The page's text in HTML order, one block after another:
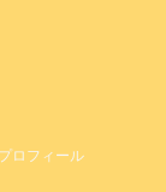
プロフィール